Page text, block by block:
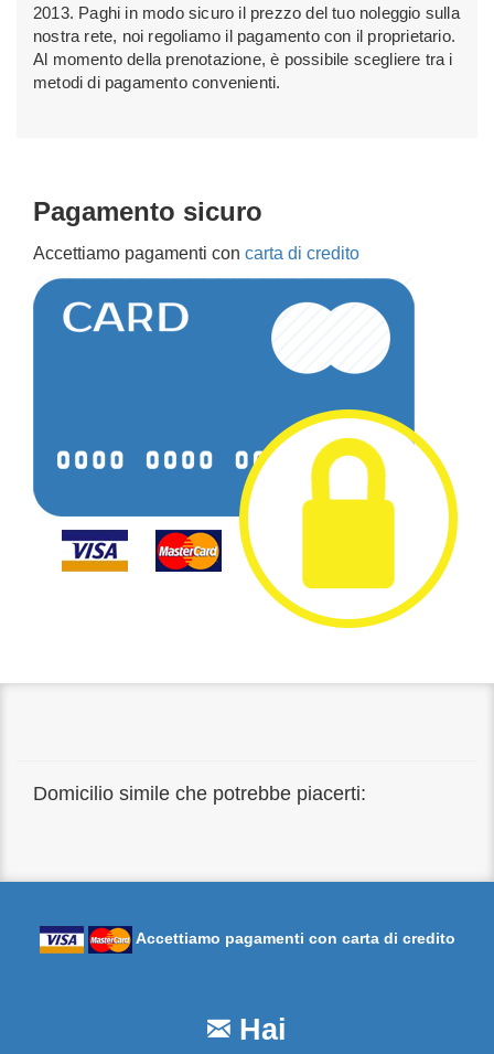
2013. Paghi in modo sicuro il prezzo del tuo noleggio sulla
nostra rete, noi regoliamo il pagamento con il proprietario.
Al momento della prenotazione, è possibile scegliere tra i
metodi di pagamento convenienti.
Pagamento sicuro
Accettiamo pagamenti con carta di credito
Domicilio simile che potrebbe piacerti:
Accettiamo pagamenti con carta di credito
Hai